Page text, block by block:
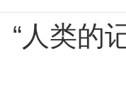
“人类的